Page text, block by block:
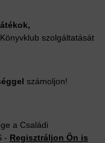
szolgáltatását
számoljon!
a Családi
- Regisztráljon Ön is